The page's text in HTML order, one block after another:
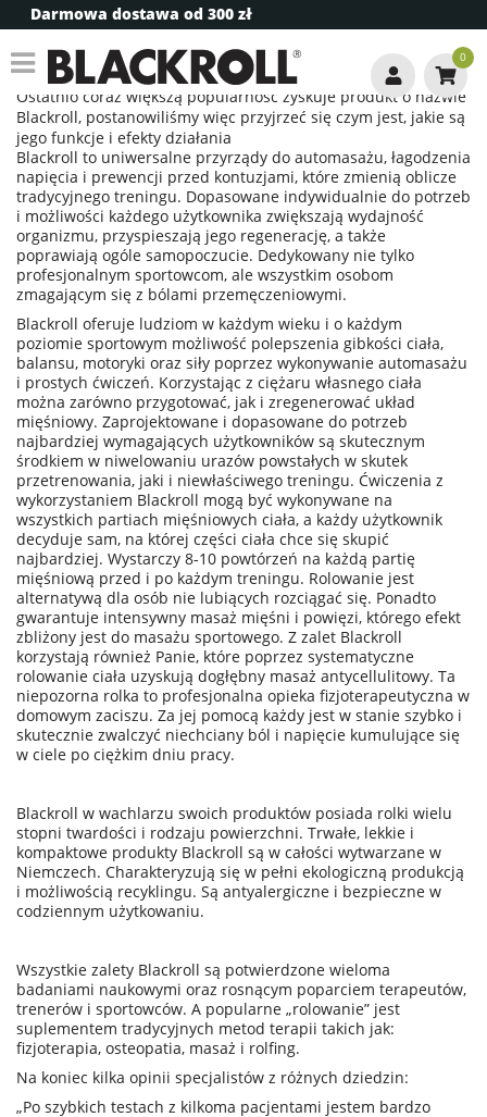
Darmowa dostawa od 300 zł
0
Informacje o Blackroll
Ostatnio coraz większą popularność zyskuje produkt o nazwie
Blackroll, postanowiliśmy więc przyjrzeć się czym jest, jakie są
jego funkcje i efekty działania
Blackroll to uniwersalne przyrządy do automasażu, łagodzenia
napięcia i prewencji przed kontuzjami, które zmienią oblicze
tradycyjnego treningu. Dopasowane indywidualnie do potrzeb
i możliwości każdego użytkownika zwiększają wydajność
organizmu, przyspieszają jego regenerację, a także
poprawiają ogóle samopoczucie. Dedykowany nie tylko
profesjonalnym sportowcom, ale wszystkim osobom
zmagającym się z bólami przemęczeniowymi.
Blackroll oferuje ludziom w każdym wieku i o każdym
poziomie sportowym możliwość polepszenia gibkości ciała,
balansu, motoryki oraz siły poprzez wykonywanie automasażu
i prostych ćwiczeń. Korzystając z ciężaru własnego ciała
można zarówno przygotować, jak i zregenerować układ
mięśniowy. Zaprojektowane i dopasowane do potrzeb
najbardziej wymagających użytkowników są skutecznym
środkiem w niwelowaniu urazów powstałych w skutek
przetrenowania, jaki i niewłaściwego treningu. Ćwiczenia z
wykorzystaniem Blackroll mogą być wykonywane na
wszystkich partiach mięśniowych ciała, a każdy użytkownik
decyduje sam, na której części ciała chce się skupić
najbardziej. Wystarczy 8-10 powtórzeń na każdą partię
mięśniową przed i po każdym treningu. Rolowanie jest
alternatywą dla osób nie lubiących rozciągać się. Ponadto
gwarantuje intensywny masaż mięśni i powięzi, którego efekt
zbliżony jest do masażu sportowego. Z zalet Blackroll
korzystają również Panie, które poprzez systematyczne
rolowanie ciała uzyskują dogłębny masaż antycellulitowy. Ta
niepozorna rolka to profesjonalna opieka fizjoterapeutyczna w
domowym zaciszu. Za jej pomocą każdy jest w stanie szybko i
skutecznie zwalczyć niechciany ból i napięcie kumulujące się
w ciele po ciężkim dniu pracy.
Blackroll w wachlarzu swoich produktów posiada rolki wielu
stopni twardości i rodzaju powierzchni. Trwałe, lekkie i
kompaktowe produkty Blackroll są w całości wytwarzane w
Niemczech. Charakteryzują się w pełni ekologiczną produkcją
i możliwością recyklingu. Są antyalergiczne i bezpieczne w
codziennym użytkowaniu.
Wszystkie zalety Blackroll są potwierdzone wieloma
badaniami naukowymi oraz rosnącym poparciem terapeutów,
trenerów i sportowców. A popularne „rolowanie” jest
suplementem tradycyjnych metod terapii takich jak:
fizjoterapia, osteopatia, masaż i rolfing.
Na koniec kilka opinii specjalistów z różnych dziedzin:
„Po szybkich testach z kilkoma pacjentami jestem bardzo